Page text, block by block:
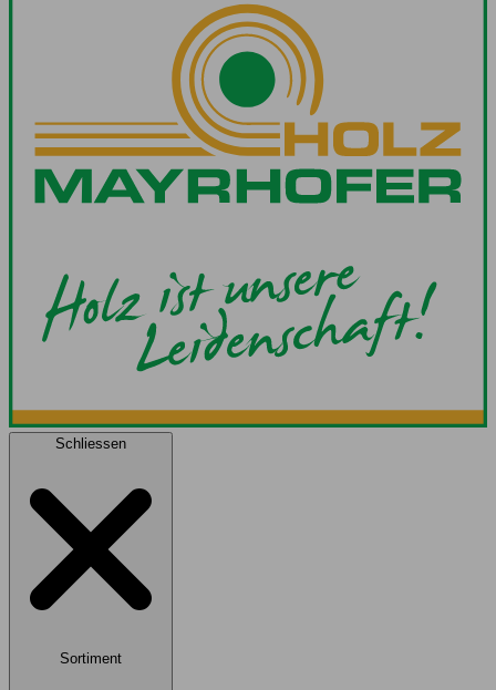
Schliessen
Sortiment